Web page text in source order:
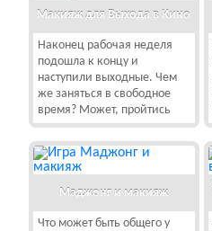
Макияж для Выхода в Кино
Наконец рабочая неделя
подошла к концу и
наступили выходные. Чем
же заняться в свободное
время? Может, пройтись
Маджонг и макияж
Что может быть общего у